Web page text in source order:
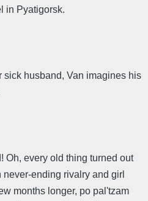
in Pyatigorsk.
sick husband, Van imagines his
Oh, every old thing turned out
ending rivalry and girl
months longer, po pal'tzam